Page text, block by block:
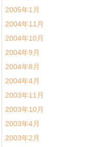
2005年1月
2004年11月
2004年10月
2004年9月
2004年8月
2004年4月
2003年11月
2003年10月
2003年4月
2003年2月